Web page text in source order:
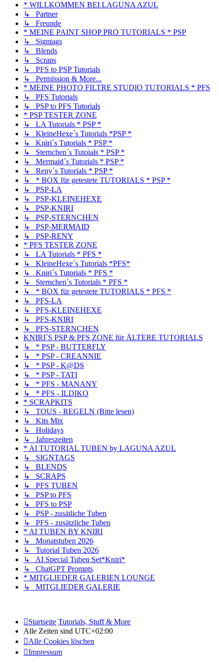
* WILLKOMMEN BEI LAGUNA AZUL
↳ Partner
↳ Freunde
* MEINE PAINT SHOP PRO TUTORIALS * PSP
↳ Signtags
↳ Blends
↳ Scraps
↳ PFS to PSP Tutorials
↳ Permission & More...
* MEINE PHOTO FILTRE STUDIO TUTORIALS * PFS
↳ PFS Tutorials
↳ PSP to PFS Tutorials
* PSP TESTER ZONE
↳ LA Tutorials * PSP *
↳ KleineHexe´s Tutorials *PSP *
↳ Kniri´s Tutorials * PSP *
↳ Sternchen´s Tutoials * PSP *
↳ Mermaid´s Tutorials * PSP *
↳ Reny´s Tutorials * PSP *
↳ * BOX für getestete TUTORIALS * PSP *
↳ PSP-LA
↳ PSP-KLEINEHEXE
↳ PSP-KNIRI
↳ PSP-STERNCHEN
↳ PSP-MERMAID
↳ PSP-RENY
* PFS TESTER ZONE
↳ LA Tutorials * PFS *
↳ KleineHexe´s Tutorials *PFS*
↳ Kniri´s Tutorials * PFS *
↳ Sternchen´s Tutorials * PFS *
↳ * BOX für getestete TUTORIALS * PFS *
↳ PFS-LA
↳ PFS-KLEINEHEXE
↳ PFS-KNIRI
↳ PFS-STERNCHEN
KNIRI´S PSP & PFS ZONE für ÄLTERE TUTORIALS
↳ * PSP - BUTTERFLY
↳ * PSP - CREANNIE
↳ * PSP - K@DS
↳ * PSP - TATI
↳ * PFS - MANANY
↳ * PFS - ILDIKO
* SCRAPKITS
↳ TOUS - REGELN (Bitte lesen)
↳ Kits Mix
↳ Holidays
↳ Jahreszeiten
* AI TUTORIAL TUBEN by LAGUNA AZUL
↳ SIGNTAGS
↳ BLENDS
↳ SCRAPS
↳ PFS TUBEN
↳ PSP to PFS
↳ PFS to PSP
↳ PSP - zusätliche Tuben
↳ PFS - zusätzliche Tuben
* AI TUBEN BY KNIRI
↳ Monatstuben 2026
↳ Tutorial Tuben 2026
↳ AI Special Tuben Set*Kniri*
↳ ChatGPT Prompts
* MITGLIEDER GALERIEN LOUNGE
↳ MITGLIEDER GALERIE
Startseite Tutorials, Stuff & More
Alle Zeiten sind UTC+02:00
Alle Cookies löschen
Impressum